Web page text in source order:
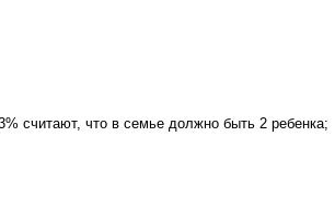
считают, что в семье должно быть 2 ребенка;